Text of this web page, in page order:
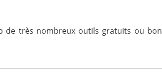
de très nombreux outils gratuits ou bon